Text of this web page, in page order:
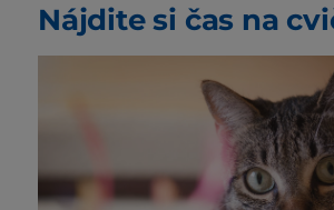
Nájdite si čas na